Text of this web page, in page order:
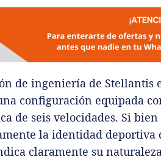
de ingeniería de Stellantis
configuración equipada
de seis velocidades. Si
la identidad deportiva
claramente su